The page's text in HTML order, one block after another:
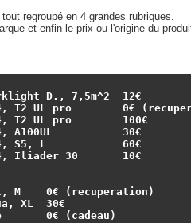
regroupé en 4 grandes rubriques.
et enfin le prix ou l'origine du
D., 7,5m^2  12€
T2 UL pro        0€
T2 UL pro        100€
A100UL           30€
D4, S5, L            60€
Iliader 30       10€
0€ (recuperation)
XL  30€
0€ (cadeau)